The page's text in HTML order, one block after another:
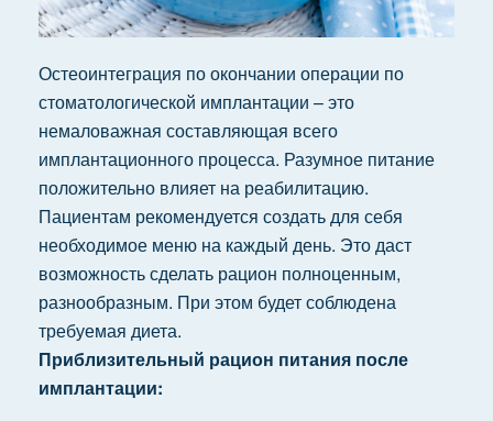
Остеоинтеграция по окончании операции по
стоматологической имплантации – это
немаловажная составляющая всего
имплантационного процесса. Разумное питание
положительно влияет на реабилитацию.
Пациентам рекомендуется создать для себя
необходимое меню на каждый день. Это даст
возможность сделать рацион полноценным,
разнообразным. При этом будет соблюдена
требуемая диета.
Приблизительный рацион питания после
имплантации: